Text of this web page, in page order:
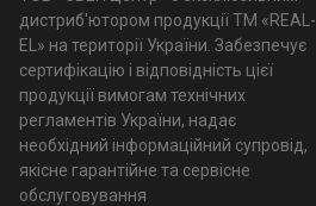
дистриб'ютором продукції ТМ «REAL-
EL» на території України. Забезпечує
сертифікацію і відповідність цієї
продукції вимогам технічних
регламентів України, надає
необхідний інформаційний супровід,
якісне гарантійне та сервісне
обслуговування